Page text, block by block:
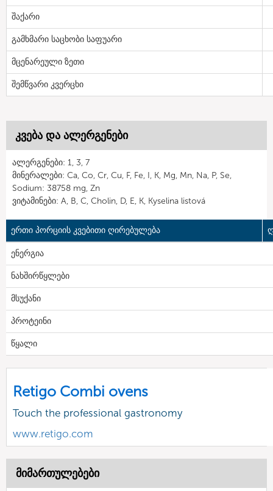
შაქარი
გამხმარი საცხობი საფუარი
მცენარეული ზეთი
შემწვარი კვერცხი
კვება და ალერგენები
ალერგენები: 1, 3, 7
მინერალები: Ca, Co, Cr, Cu, F, Fe, I, K, Mg, Mn, Na, P, Se,
Sodium: 38758 mg, Zn
ვიტამინები: A, B, C, Cholin, D, E, K, Kyselina listová
ერთი პორციის კვებითი ღირებულება
ენერგია
ნახშირწყლები
მსუქანი
პროტეინი
წყალი
Retigo Combi ovens
Touch the professional gastronomy
www.retigo.com
მიმართულებები